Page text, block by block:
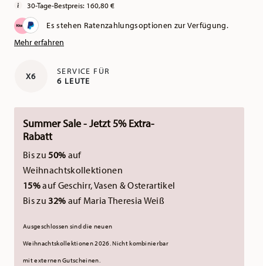
30-Tage-Bestpreis: 160,80 €
Es stehen Ratenzahlungsoptionen zur Verfügung.
Mehr erfahren
X6
SERVICE FÜR
6 LEUTE
Summer Sale - Jetzt 5% Extra-
Rabatt
Bis zu 50% auf
Weihnachtskollektionen
15%auf Geschirr, Vasen & Osterartikel
Bis zu32% auf Maria Theresia Weiß
Ausgeschlossen sind die neuen
Weihnachtskollektionen 2026.Nicht kombinierbar
mit externen Gutscheinen.